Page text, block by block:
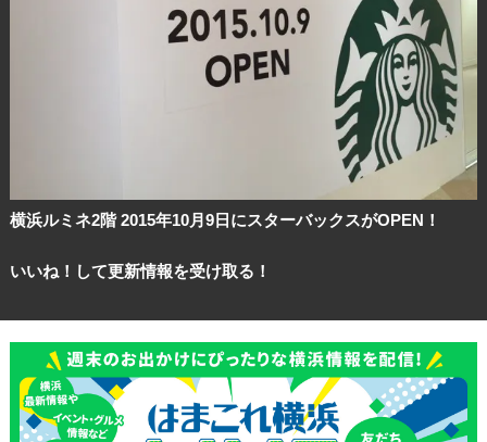
横浜ルミネ2階 2015年10月9日にスターバックスがOPEN！
いいね！して更新情報を受け取る！